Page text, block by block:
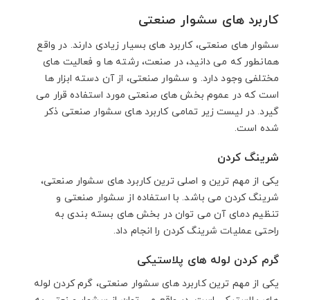
کاربرد های سشوار صنعتی
سشوار های صنعتی، کاربرد های بسیار زیادی دارند. در واقع
همانطور که می دانید، در صنعت، رشته ها و فعالیت های
مختلفی وجود دارد. و سشوار صنعتی، از آن دسته ابزار ها
است که در عموم بخش های صنعتی مورد استفاده قرار می
گیرد. در لیست زیر تمامی کاربرد های سشوار صنعتی ذکر
شده است.
شرینگ کردن
یکی از مهم ترین و اصلی ترین کاربرد های سشوار صنعتی،
شرینگ کردن می باشد. با استفاده از سشوار صنعتی و
تنظیم دمای آن می توان در بخش های بسته بندی به
راحتی عملیات شرینگ کردن را انجام داد.
گرم کردن لوله های پلاستیکی
یکی از مهم ترین کاربرد های سشوار صنعتی، گرم کردن لوله